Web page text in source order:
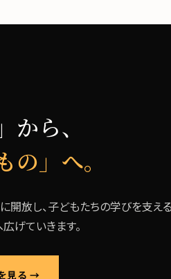
ら、
の」へ。
放し、子どもたちの学びを支
げていきます。
見る →